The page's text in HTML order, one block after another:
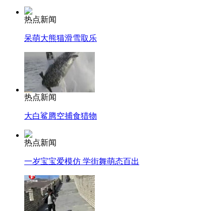
热点新闻
呆萌大熊猫滑雪取乐
热点新闻
大白鲨腾空捕食猎物
热点新闻
一岁宝宝爱模仿 学街舞萌态百出